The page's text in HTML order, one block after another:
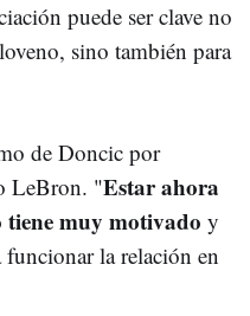
puede ser clave no
sino también para
de Doncic por
LeBron. "Estar ahora
tiene muy motivado y
funcionar la relación en